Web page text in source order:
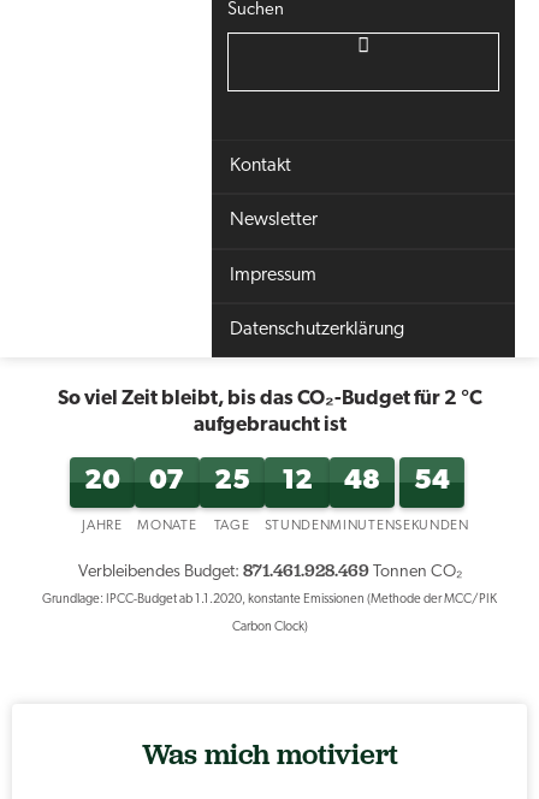
Suchen
Kontakt
Newsletter
Impressum
Datenschutzerklärung
So viel Zeit bleibt, bis das CO₂-Budget für 2 °C
aufgebraucht ist
20
JAHRE
07
MONATE
25
TAGE
12
STUNDEN
48
MINUTEN
53
SEKUNDEN
Verbleibendes Budget:871.461.927.133Tonnen CO₂
Grundlage: IPCC-Budget ab 1.1.2020, konstante Emissionen (Methode der MCC/PIK
Carbon Clock)
Was mich motiviert